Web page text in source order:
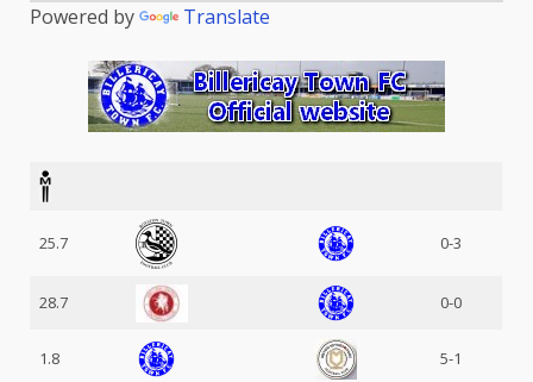
Powered by Translate
25.7 0-3
28.7 0-0
1.8 5-1